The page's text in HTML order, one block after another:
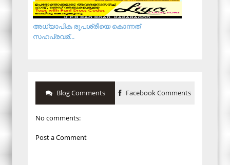
അധ്യാപിക രൂപശ്രീയെ കൊന്നത്
സഹപ്രവര്...
Blog Comments Facebook Comments
No comments:
Post a Comment